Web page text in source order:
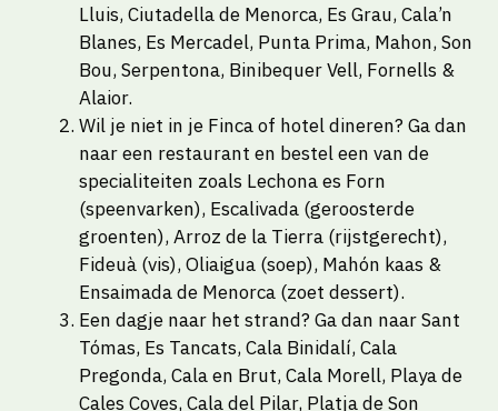
Lluis, Ciutadella de Menorca, Es Grau, Cala’n
Blanes, Es Mercadel, Punta Prima, Mahon, Son
Bou, Serpentona, Binibequer Vell, Fornells &
Alaior.
Wil je niet in je Finca of hotel dineren? Ga dan
naar een restaurant en bestel een van de
specialiteiten zoals Lechona es Forn
(speenvarken), Escalivada (geroosterde
groenten), Arroz de la Tierra (rijstgerecht),
Fideuà (vis), Oliaigua (soep), Mahón kaas &
Ensaimada de Menorca (zoet dessert).
Een dagje naar het strand? Ga dan naar Sant
Tómas, Es Tancats, Cala Binidalí, Cala
Pregonda, Cala en Brut, Cala Morell, Playa de
Cales Coves, Cala del Pilar, Platja de Son